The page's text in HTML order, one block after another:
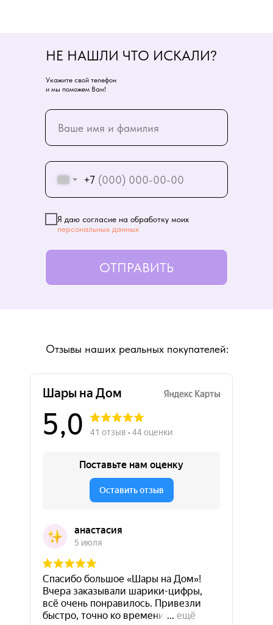
+7
Я даю согласие на обработку моих
персональных данных
ОТПРАВИТЬ
НЕ НАШЛИ ЧТО ИСКАЛИ?
Укажите свой телефон
и мы поможем Вам!
Отзывы наших реальных покупателей: